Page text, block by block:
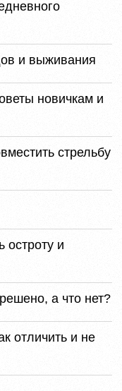
и выживания
новичкам и
стрельбу
остроту и
а что нет?
отличить и не